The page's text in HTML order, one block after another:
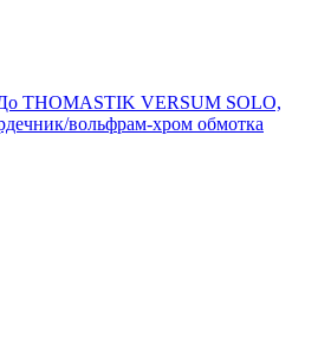
THOMASTIK VERSUM SOLO,
вольфрам-хром обмотка